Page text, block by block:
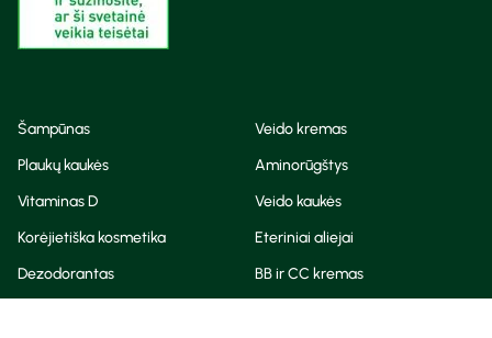
Šampūnas
Veido kremas
Plaukų kaukės
Aminorūgštys
Vitaminas D
Veido kaukės
Korėjietiška kosmetika
Eteriniai aliejai
Dezodorantas
BB ir CC kremas